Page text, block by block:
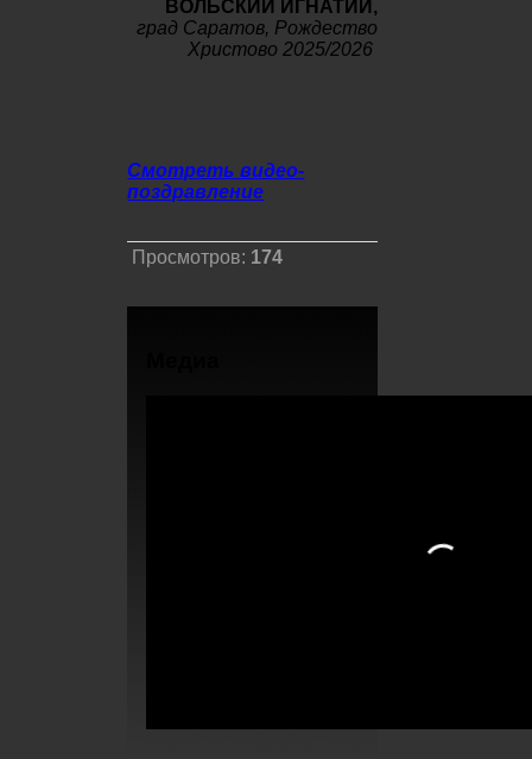
ВОЛЬСКИЙ ИГНАТИЙ,
град Саратов, Рождество
Христово 2025/2026
Смотреть видео-
поздравление
Просмотров: 174